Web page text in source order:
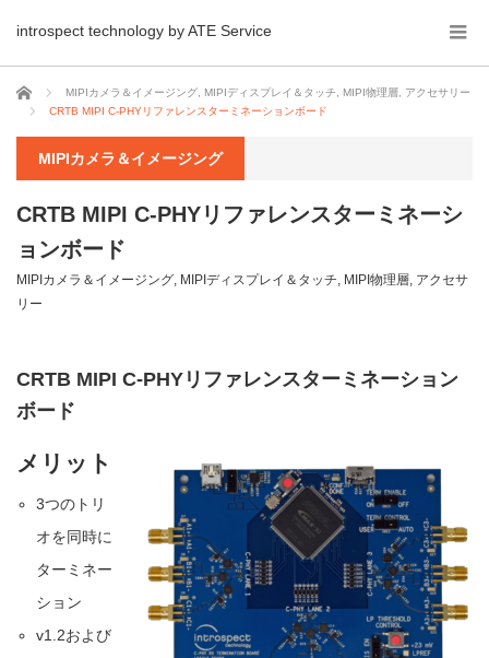
introspect technology by ATE Service
ホーム MIPIカメラ＆イメージング MIPIディスプレイ＆タッチ MIPI物理層
アクセサリー
CRTB MIPI C-PHYリファレンスターミネーションボード
MIPIカメラ＆イメージング
CRTB MIPI C-PHYリファレンスターミネーシ
ョンボード
MIPIカメラ＆イメージング, MIPIディスプレイ＆タッチ, MIPI物理層, アクセサ
リー
CRTB MIPI C-PHYリファレンスターミネーション
ボード
メリット
3つのトリ
オを同時に
ターミネー
ション
v1.2および